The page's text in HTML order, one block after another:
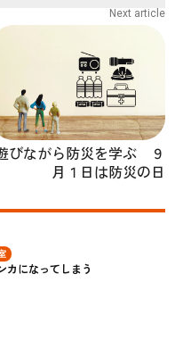
Next article
びながら防災を学ぶ ９
月１日は防災の日
カになってしまう